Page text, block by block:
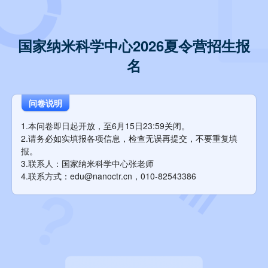
国家纳米科学中心2026夏令营招生报
名
问卷说明
1.本问卷即日起开放，至6月15日23:59关闭。
2.请务必如实填报各项信息，检查无误再提交，不要重复填
报。
3.联系人：国家纳米科学中心张老师
4.联系方式：edu@nanoctr.cn，010-82543386